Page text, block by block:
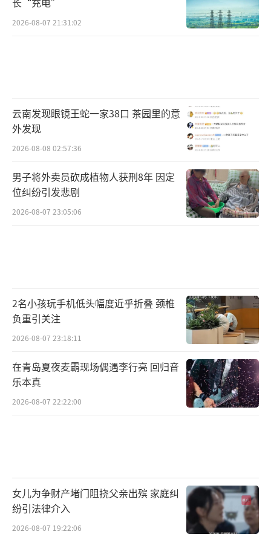
2026-08-07 21:31:02
云南发现眼镜王蛇一家38口 茶园里的意
外发现
2026-08-08 02:57:36
男子将外卖员砍成植物人获刑8年 因定
位纠纷引发悲剧
2026-08-07 23:05:06
2名小孩玩手机低头幅度近乎折叠 颈椎
负重引关注
2026-08-07 23:18:11
在青岛夏夜麦霸现场偶遇李行亮 回归音
乐本真
2026-08-07 22:22:00
女儿为争财产堵门阻挠父亲出殡 家庭纠
纷引法律介入
2026-08-07 19:22:06